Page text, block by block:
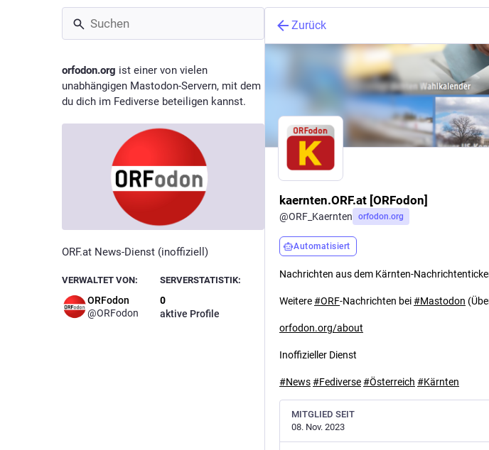
orfodon.org ist einer von vielen
unabhängigen Mastodon-Servern, mit dem
du dich im Fediverse beteiligen kannst.
ORF.at News-Dienst (inoffiziell)
VERWALTET VON:
ORFodon
@ORFodon
SERVERSTATISTIK:
0
aktive Profile
Zurück
kaernten.ORF.at [ORFodon]
@ORF_Kaernten orfodon.org
Automatisiert
Nachrichten aus dem Kärnten-
Weitere#ORF-Nachrichten bei#Mastodon
orfodon.org/about
Inoffizieller Dienst
#News#Fediverse#Österreich #Kärnten
MITGLIED SEIT
08. Nov. 2023